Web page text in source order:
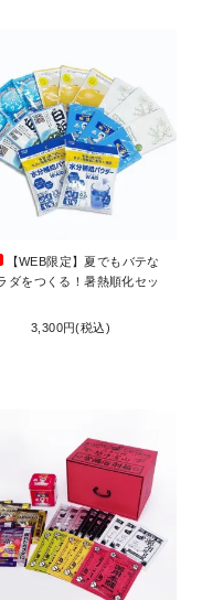
【WEB限定】夏でもバテな
ダをつくる！暑熱順化セッ
3,300円(税込)